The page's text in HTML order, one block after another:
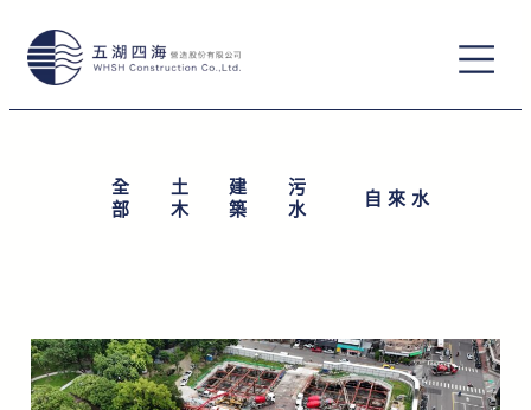
至
主
全
部
土
木
建
築
污
水
自來水